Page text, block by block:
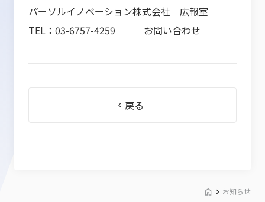
パーソルイノベーション株式会社 広報室
TEL：03-6757-4259 ｜ お問い合わせ
戻る
お知らせ